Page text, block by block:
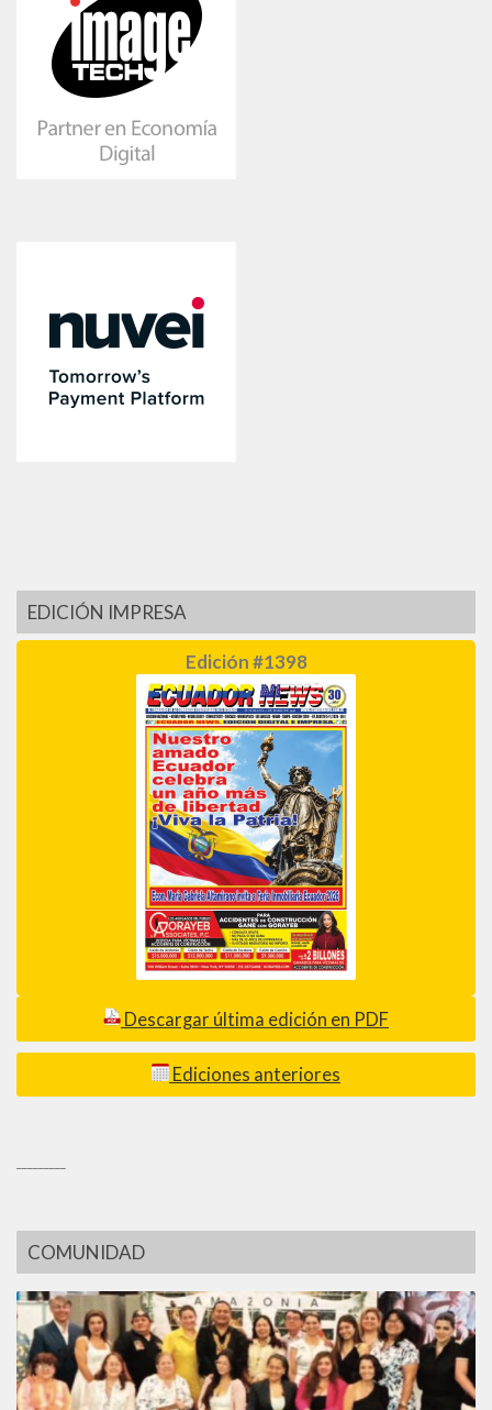
EDICIÓN IMPRESA
Edición #1398
Descargar última edición en PDF
Ediciones anteriores
COMUNIDAD